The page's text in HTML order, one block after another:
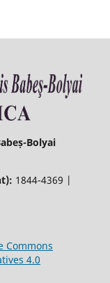
Bolyai
1844-4369 |
Commons
4.0